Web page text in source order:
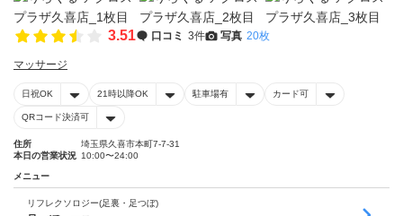
3.51 口コミ 3件 写真 20枚
マッサージ
日祝OK 21時以降OK 駐車場有 カード可
QRコード決済可
住所
埼玉県久喜市本町7-7-31
本日の営業状況 10:00〜24:00
メニュー
リフレクソロジー(足裏・足つぼ)